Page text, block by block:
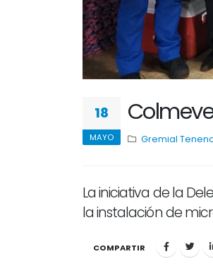
18
MAYO Gremial
La iniciativa de la
la instalación de
COMPARTIR